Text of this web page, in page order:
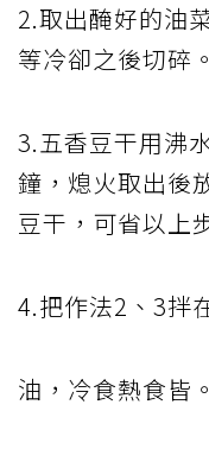
2.取出醃好的油
等冷卻之後切碎。
3.五香豆干用沸
鐘，熄火取出後
豆干，可省以上
4.把作法2、3拌
油，冷食熱食皆。